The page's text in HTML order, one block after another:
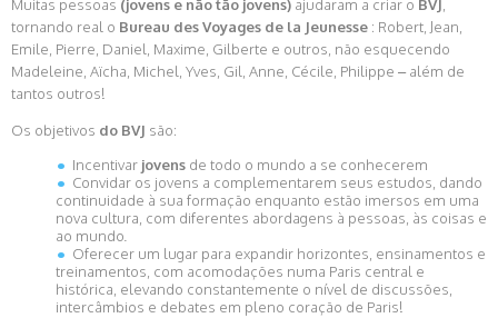
Muitas pessoas (jovens e não tão jovens) ajudaram a criar o BVJ,
tornando real o Bureau des Voyages de la Jeunesse : Robert, Jean,
Emile, Pierre, Daniel, Maxime, Gilberte e outros, não esquecendo
Madeleine, Aïcha, Michel, Yves, Gil, Anne, Cécile, Philippe – além de
tantos outros!
Os objetivos do BVJ são:
Incentivar jovens de todo o mundo a se conhecerem
Convidar os jovens a complementarem seus estudos, dando
continuidade à sua formação enquanto estão imersos em uma
nova cultura, com diferentes abordagens à pessoas, às coisas e
ao mundo.
Oferecer um lugar para expandir horizontes, ensinamentos e
treinamentos, com acomodações numa Paris central e
histórica, elevando constantemente o nível de discussões,
intercâmbios e debates em pleno coração de Paris!